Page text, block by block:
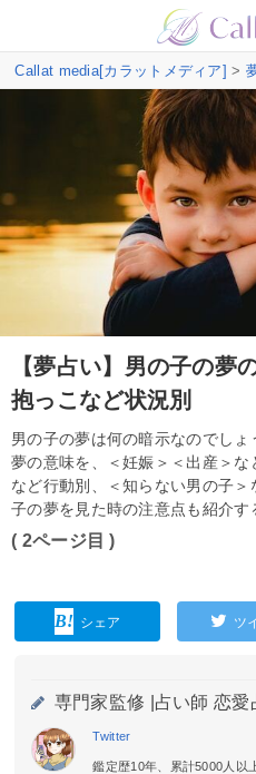
Callat media[カラットメディア] >
【夢占い】男の子の夢
抱っこなど状況別
男の子の夢は何の暗示なのでし
夢の意味を、＜妊娠＞＜出産＞な
など行動別、＜知らない男の子
子の夢を見た時の注意点も紹介す
( 2ページ目 )
シェア ツ
専門家監修 | 占い師 恋愛
Twitter
鑑定歴10年、累計5000人以